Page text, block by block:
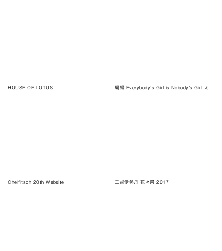
HOUSE OF LOTUS
Chelfitsch 20th Website 三越伊勢丹 花々祭 2017